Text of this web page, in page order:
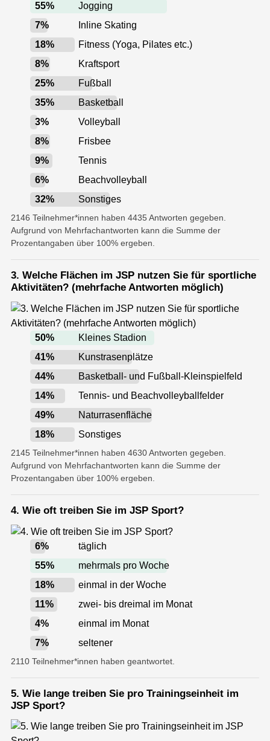
55%
Jogging
7%
Inline Skating
18%
Fitness (Yoga, Pilates etc.)
8%
Kraftsport
25%
Fußball
35%
Basketball
3%
Volleyball
8%
Frisbee
9%
Tennis
6%
Beachvolleyball
32% Sonstiges
2146 Teilnehmer*innen haben 4435 Antworten gegeben.
Aufgrund von Mehrfachantworten kann die Summe der
Prozentangaben über 100% ergeben.
3. Welche Flächen im JSP nutzen Sie für sportliche
Aktivitäten? (mehrfache Antworten möglich)
50%
Kleines Stadion
41%
Kunstrasenplätze
44%
Basketball- und Fußball-Kleinspielfeld
14%
Tennis- und Beachvolleyballfelder
49%
Naturrasenfläche
18% Sonstiges
2145 Teilnehmer*innen haben 4630 Antworten gegeben.
Aufgrund von Mehrfachantworten kann die Summe der
Prozentangaben über 100% ergeben.
4. Wie oft treiben Sie im JSP Sport?
6%
täglich
55%
mehrmals pro Woche
18%
einmal in der Woche
11%
zwei- bis dreimal im Monat
4%
einmal im Monat
7% seltener
2110 Teilnehmer*innen haben geantwortet.
5. Wie lange treiben Sie pro Trainingseinheit im
JSP Sport?